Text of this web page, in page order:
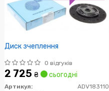
Диск зчеплення
0 відгуків
2 725 ₴ сьогодні
Артикул:
ADV183110